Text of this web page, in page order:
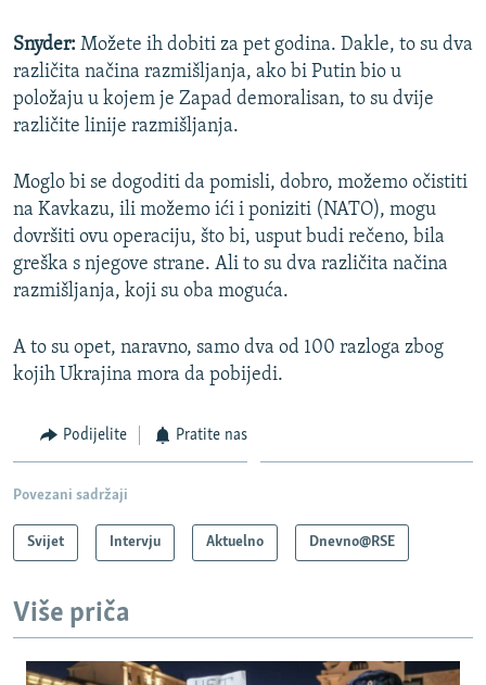
Snyder: Možete ih dobiti za pet godina. Dakle, to su dva
različita načina razmišljanja, ako bi Putin bio u
položaju u kojem je Zapad demoralisan, to su dvije
različite linije razmišljanja.
Moglo bi se dogoditi da pomisli, dobro, možemo očistiti
na Kavkazu, ili možemo ići i poniziti (NATO), mogu
dovršiti ovu operaciju, što bi, usput budi rečeno, bila
greška s njegove strane. Ali to su dva različita načina
razmišljanja, koji su oba moguća.
A to su opet, naravno, samo dva od 100 razloga zbog
kojih Ukrajina mora da pobijedi.
Podijelite Pratite nas
Povezani sadržaji
Svijet Intervju Aktuelno Dnevno@RSE
Više priča